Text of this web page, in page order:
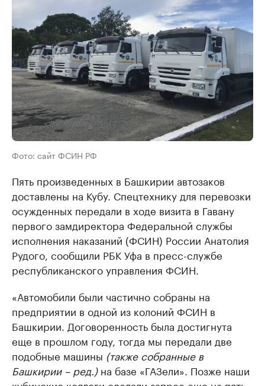
Фото: сайт ФСИН РФ
Пять произведенных в Башкирии автозаков
доставлены на Кубу. Спецтехнику для перевозки
осужденных передали в ходе визита в Гавану
первого замдиректора Федеральной службы
исполнения наказаний (ФСИН) России Анатолия
Рудого, сообщили РБК Уфа в пресс-службе
республиканского управления ФСИН.
«Автомобили были частично собраны на
предприятии в одной из колоний ФСИН в
Башкирии. Договоренность была достигнута
еще в прошлом году, тогда мы передали две
подобные машины (также собранные в
Башкирии – ред.)на базе «ГАЗели». Позже наши